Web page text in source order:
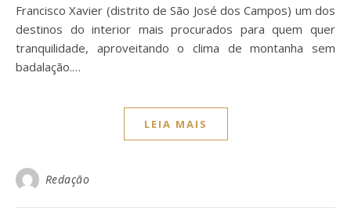
Francisco Xavier (distrito de São José dos Campos) um dos
destinos do interior mais procurados para quem quer
tranquilidade, aproveitando o clima de montanha sem
badalação.…
LEIA MAIS
Redação